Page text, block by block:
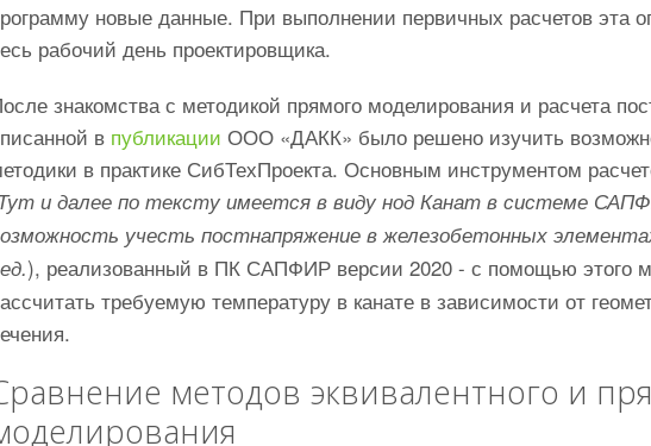
новые данные. При выполнении первичных расчетов эта
рабочий день проектировщика.
знакомства с методикой прямого моделирования и расчета
в публикации ООО «ДАКК» было решено изучить
в практике СибТехПроекта. Основным инструментом
и далее по тексту имеется в виду нод Канат в системе
учесть постнапряжение в железобетонных
), реализованный в ПК САПФИР версии 2020 - с помощью этого
требуемую температуру в канате в зависимости от
методов эквивалентного и